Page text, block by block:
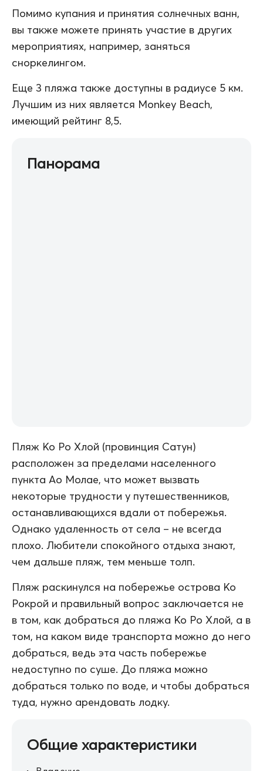
Помимо купания и принятия солнечных ванн,
вы также можете принять участие в других
мероприятиях, например, заняться
сноркелингом.
Еще 3 пляжа также доступны в радиусе 5 км.
Лучшим из них является Monkey Beach,
имеющий рейтинг 8,5.
Панорама
Пляж Ко Ро Хлой (провинция Сатун)
расположен за пределами населенного
пункта Ао Молае, что может вызвать
некоторые трудности у путешественников,
останавливающихся вдали от побережья.
Однако удаленность от села – не всегда
плохо. Любители спокойного отдыха знают,
чем дальше пляж, тем меньше толп.
Пляж раскинулся на побережье острова Ко
Рокрой и правильный вопрос заключается не
в том, как добраться до пляжа Ко Ро Хлой, а в
том, на каком виде транспорта можно до него
добраться, ведь эта часть побережье
недоступно по суше. До пляжа можно
добраться только по воде, и чтобы добраться
туда, нужно арендовать лодку.
Общие характеристики